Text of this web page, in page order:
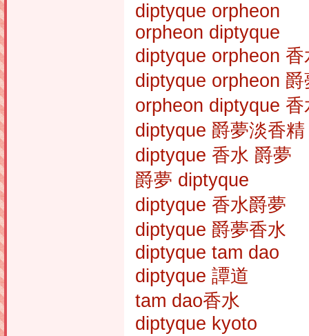
diptyque orpheon
orpheon diptyque
diptyque orpheon 香
diptyque orpheon 爵
orpheon diptyque 香
diptyque 爵夢淡香精
diptyque 香水 爵夢
爵夢 diptyque
diptyque 香水爵夢
diptyque 爵夢香水
diptyque tam dao
diptyque 譚道
tam dao香水
diptyque kyoto